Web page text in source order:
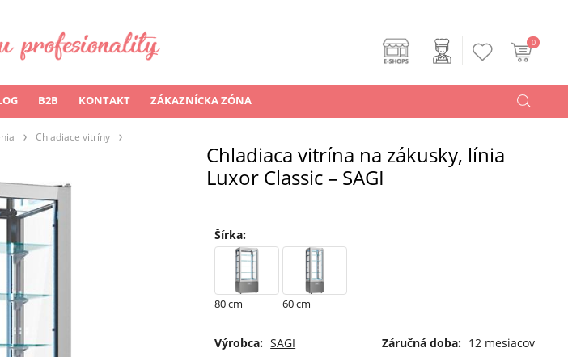
B2B KONTAKT ZÁKAZNÍCKA ZÓNA
0
Chladiace vitríny
Chladiaca vitrína na zákusky, línia
Luxor Classic – SAGI
Šírka:
80 cm 60 cm
Výrobca: SAGI Záručná doba: 12 mesiacov